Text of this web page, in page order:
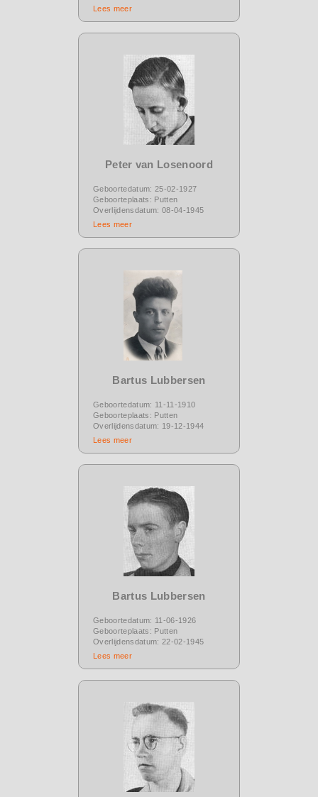
Lees meer
Peter van Losenoord
Geboortedatum: 25-02-1927
Geboorteplaats: Putten
Overlijdensdatum: 08-04-1945
Lees meer
Bartus Lubbersen
Geboortedatum: 11-11-1910
Geboorteplaats: Putten
Overlijdensdatum: 19-12-1944
Lees meer
Bartus Lubbersen
Geboortedatum: 11-06-1926
Geboorteplaats: Putten
Overlijdensdatum: 22-02-1945
Lees meer